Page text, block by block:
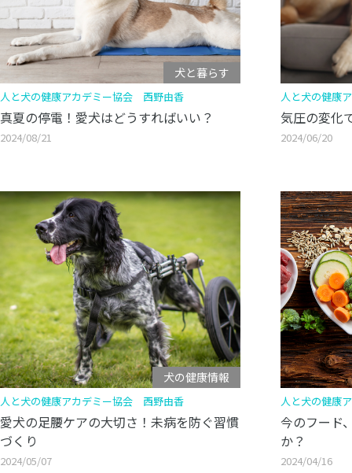
犬と暮らす
人と犬の健康アカデミー協会 西野由香
真夏の停電！愛犬はどうすればいい？
2024/08/21
人と犬の健康
気圧の変化
2024/06/20
犬の健康情報
人と犬の健康アカデミー協会 西野由香
愛犬の足腰ケアの大切さ！未病を防ぐ習慣
づくり
2024/05/07
人と犬の健康
今のフード
か？
2024/04/16